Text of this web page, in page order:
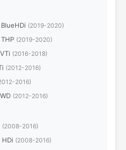
(2019-2020)
(2019-2020)
(2016-2018)
(2012-2016)
2016)
(2012-2016)
(2008-2016)
(2008-2016)